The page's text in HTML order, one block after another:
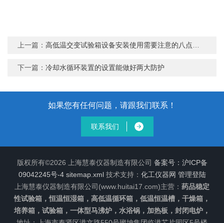
上一篇：高低温交变试验箱设备安装使用需要注意的八点事项
下一篇：冷却水循环装置的设置能做好两大防护
如果您有任何问题，请跟我们联系！
联系我们
版权所有©2026 上海慧泰仪器制造有限公司 备案号：沪ICP备
09042245号-4 sitemap.xml技术支持： 化工仪器网 管理登陆
上海慧泰仪器制造有限公司(www.huitai17.com)主营： 药品稳定
性试验箱，恒温恒湿箱，高低温循环箱，低温恒温槽，干燥箱，
培养箱，试验箱，一体型马沸炉，水浴锅，加热板，封闭电炉，